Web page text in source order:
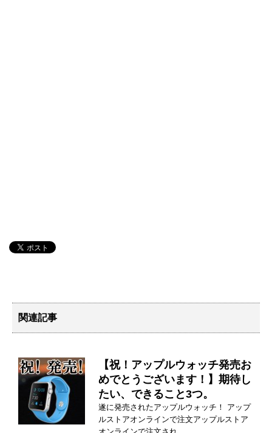
関連記事
【祝！アップルウォッチ発売お
めでとうございます！】期待し
たい、できること3つ。
遂に発売されたアップルウォッチ！ アップ
ルストアオンラインで注文アップルストア